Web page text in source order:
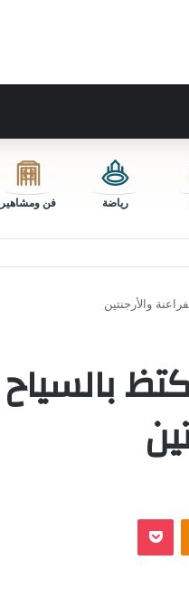
رياضة فن ومشاهير
والأرجنتين
‫Pocket